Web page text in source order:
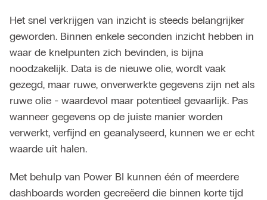
Het snel verkrijgen van inzicht is steeds belangrijker
geworden. Binnen enkele seconden inzicht hebben in
waar de knelpunten zich bevinden, is bijna
noodzakelijk. Data is de nieuwe olie, wordt vaak
gezegd, maar ruwe, onverwerkte gegevens zijn net als
ruwe olie - waardevol maar potentieel gevaarlijk. Pas
wanneer gegevens op de juiste manier worden
verwerkt, verfijnd en geanalyseerd, kunnen we er echt
waarde uit halen.
Met behulp van Power BI kunnen één of meerdere
dashboards worden gecreëerd die binnen korte tijd